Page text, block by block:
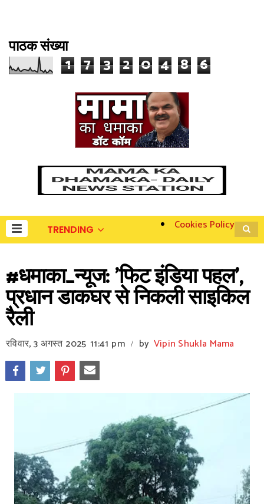
पाठक संख्या
1 7 3 2 0 4 8 6
TRENDING Cookies Policy
#धमाका_न्यूज: 'फिट इंडिया पहल',
प्रधान डाकघर से निकली साइकिल
रैली
रविवार, 3 अगस्त 2025 11:41 pm / by Vipin Shukla Mama